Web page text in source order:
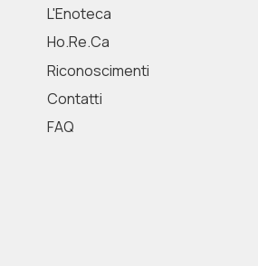
L'Enoteca
Ho.Re.Ca
Riconoscimenti
Contatti
FAQ